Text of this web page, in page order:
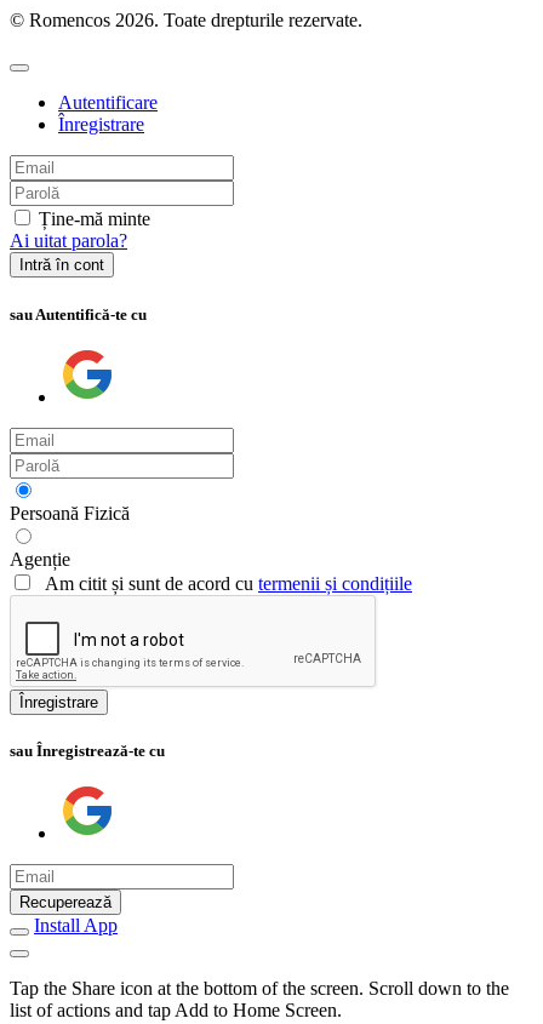
© Romencos 2026. Toate drepturile rezervate.
Autentificare
Înregistrare
Ține-mă minte
Ai uitat parola?
Intră în cont
sau Autentifică-te cu
Persoană Fizică
Agenție
Am citit și sunt de acord cu termenii și condițiile
Înregistrare
sau Înregistrează-te cu
Recuperează
Install App
Tap the Share icon at the bottom of the screen. Scroll down to the
list of actions and tap Add to Home Screen.